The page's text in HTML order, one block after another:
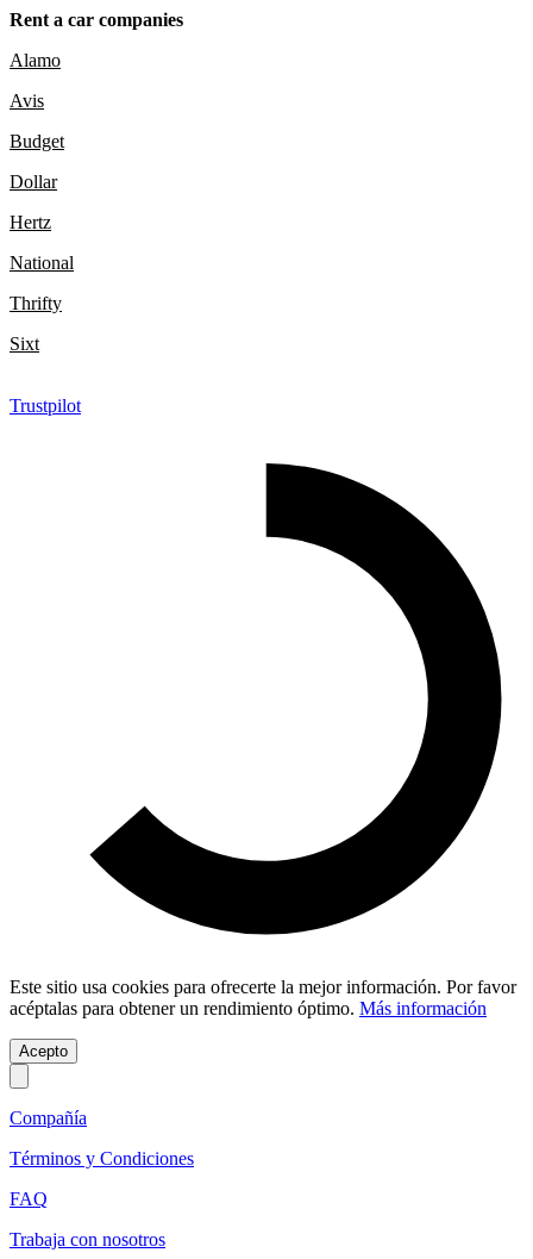
Rent a car companies
Alamo
Avis
Budget
Dollar
Hertz
National
Thrifty
Sixt
Trustpilot
Este sitio usa cookies para ofrecerte la mejor información. Por favor
acéptalas para obtener un rendimiento óptimo. Más información
Acepto
Compañía
Términos y Condiciones
FAQ
Trabaja con nosotros